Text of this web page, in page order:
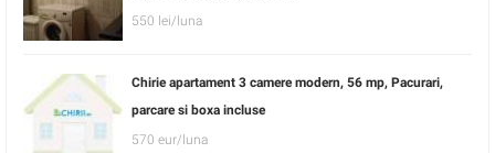
550 lei/luna
Chirie apartament 3 camere modern, 56 mp, Pacurari,
parcare si boxa incluse
570 eur/luna